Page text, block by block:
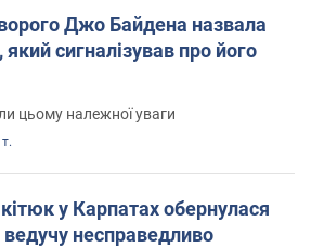
Джо Байдена назвала
сигналізував про його
цьому належної уваги
у Карпатах обернулася
несправедливо